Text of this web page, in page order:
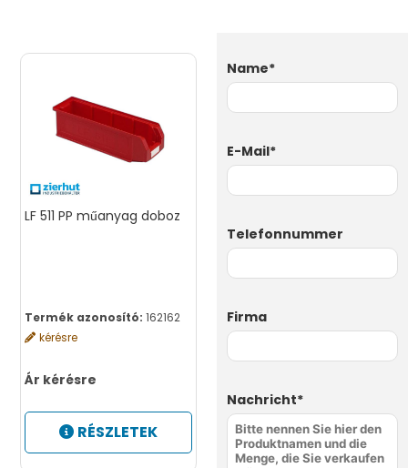
Name*
E-Mail*
Telefonnummer
Firma
Nachricht*
LF 511 PP műanyag doboz
Termék azonosító: 162162
kérésre
Ár kérésre
RÉSZLETEK